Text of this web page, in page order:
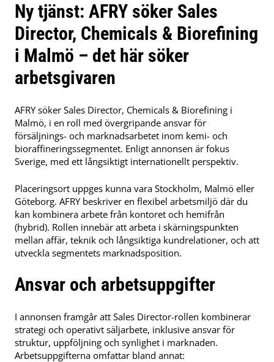
Ny tjänst: AFRY söker Sales
Director, Chemicals & Biorefining
i Malmö – det här söker
arbetsgivaren
AFRY söker Sales Director, Chemicals & Biorefining i
Malmö, i en roll med övergripande ansvar för
försäljnings- och marknadsarbetet inom kemi- och
bioraffineringssegmentet. Enligt annonsen är fokus
Sverige, med ett långsiktigt internationellt perspektiv.
Placeringsort uppges kunna vara Stockholm, Malmö eller
Göteborg. AFRY beskriver en flexibel arbetsmiljö där du
kan kombinera arbete från kontoret och hemifrån
(hybrid). Rollen innebär att arbeta i skärningspunkten
mellan affär, teknik och långsiktiga kundrelationer, och att
utveckla segmentets marknadsposition.
Ansvar och arbetsuppgifter
I annonsen framgår att Sales Director-rollen kombinerar
strategi och operativt säljarbete, inklusive ansvar för
struktur, uppföljning och synlighet i marknaden.
Arbetsuppgifterna omfattar bland annat: